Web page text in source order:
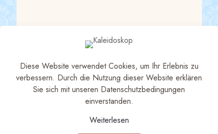
Ohrringe
Diese Website verwendet Cookies, um Ihr Erlebnis zu
verbessern. Durch die Nutzung dieser Website erklären
Sie sich mit unseren Datenschutzbedingungen
einverstanden.
Weiterlesen